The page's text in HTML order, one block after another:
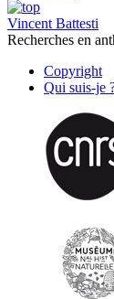
Vincent Battesti
Recherches en
Copyright
Qui suis-je